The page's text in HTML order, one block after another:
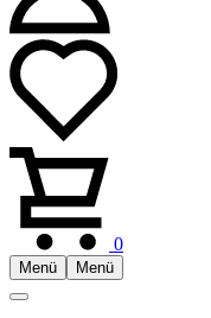
0
Menü Menü